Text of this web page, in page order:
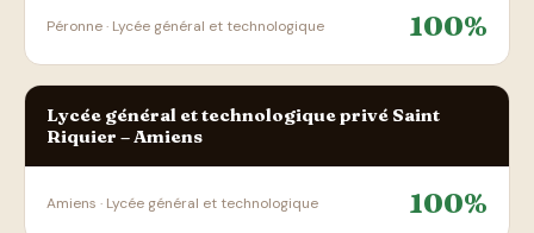
Péronne · Lycée général et technologique 100%
Lycée général et technologique privé Saint
Riquier – Amiens
Amiens · Lycée général et technologique 100%